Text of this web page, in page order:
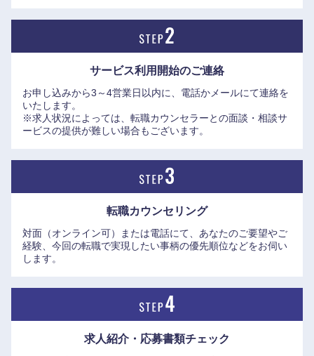
サービス利用開始のご連絡
お申し込みから3～4営業日以内に、電話かメールにて連絡を
いたします。
※求人状況によっては、転職カウンセラーとの面談・相談サ
ービスの提供が難しい場合もございます。
転職カウンセリング
対面（オンライン可）または電話にて、あなたのご要望やご
経験、今回の転職で実現したい事柄の優先順位などをお伺い
します。
求人紹介・応募書類チェック
九州・沖縄